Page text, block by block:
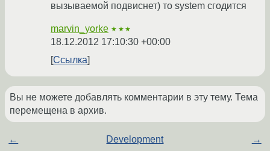
вызываемой подвиснет) то system сгодится
marvin_yorke ★★★
18.12.2012 17:10:30 +00:00
Ссылка
Вы не можете добавлять комментарии в эту тему. Тема
перемещена в архив.
← Development →